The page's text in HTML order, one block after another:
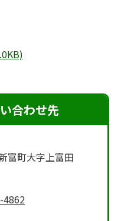
合わせ先
富町大字上富田
4862